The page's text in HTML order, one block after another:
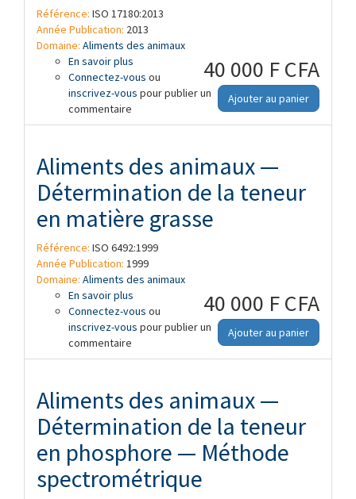
Référence: ISO 17180:2013
Année Publication: 2013
Domaine: Aliments des animaux
40 000 F CFA
Ajouter au panier
En savoir plus à propos de Aliments des animaux —
Détermination de la teneur en lysine,
méthionine et thréonine dans les acides
aminés industriels et les pré-mélanges
Connectez-vous ou
inscrivez-vous pour publier un
commentaire
Aliments des animaux —
Détermination de la teneur
en matière grasse
Référence: ISO 6492:1999
Année Publication: 1999
Domaine: Aliments des animaux
40 000 F CFA
Ajouter au panier
En savoir plus à propos de Aliments des animaux —
Détermination de la teneur en matière
grasse
Connectez-vous ou
inscrivez-vous pour publier un
commentaire
Aliments des animaux —
Détermination de la teneur
en phosphore — Méthode
spectrométrique